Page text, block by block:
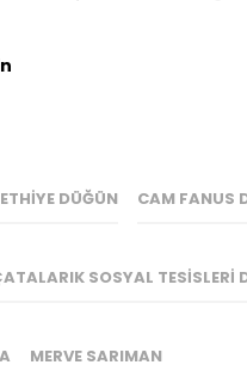
DÜĞÜN CAM FANUS
SOSYAL TESISLERI
MERVE SARIMAN